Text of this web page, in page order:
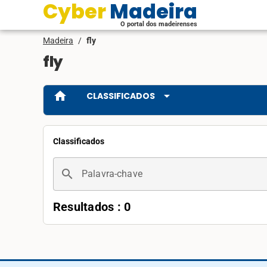
Cyber Madeira
O portal dos madeirenses
Madeira / fly
fly
home CLASSIFICADOS arrow_drop_down
Classificados
search Palavra-chave
Resultados : 0